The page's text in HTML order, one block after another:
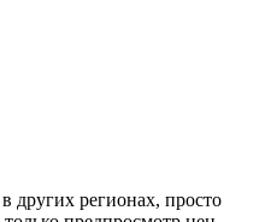
других регионах, просто